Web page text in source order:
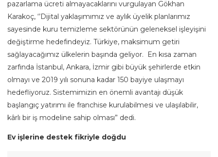
pazarlama ücreti almayacaklarını vurgulayan Gökhan
Karakoç, ‘’Dijital yaklaşımımız ve aylık üyelik planlarımız
sayesinde kuru temizleme sektörünün geleneksel işleyişini
değiştirme hedefindeyiz. Türkiye, maksimum getiri
sağlayacağımız ülkelerin başında geliyor. En kısa zaman
zarfında İstanbul, Ankara, İzmir gibi büyük şehirlerde etkin
olmayı ve 2019 yılı sonuna kadar 150 bayiye ulaşmayı
hedefliyoruz. Sistemimizin en önemli avantajı düşük
başlangıç yatırımı ile franchise kurulabilmesi ve ulaşılabilir,
kârlı bir iş modeline sahip olması” dedi.
Ev işlerine destek fikriyle doğdu